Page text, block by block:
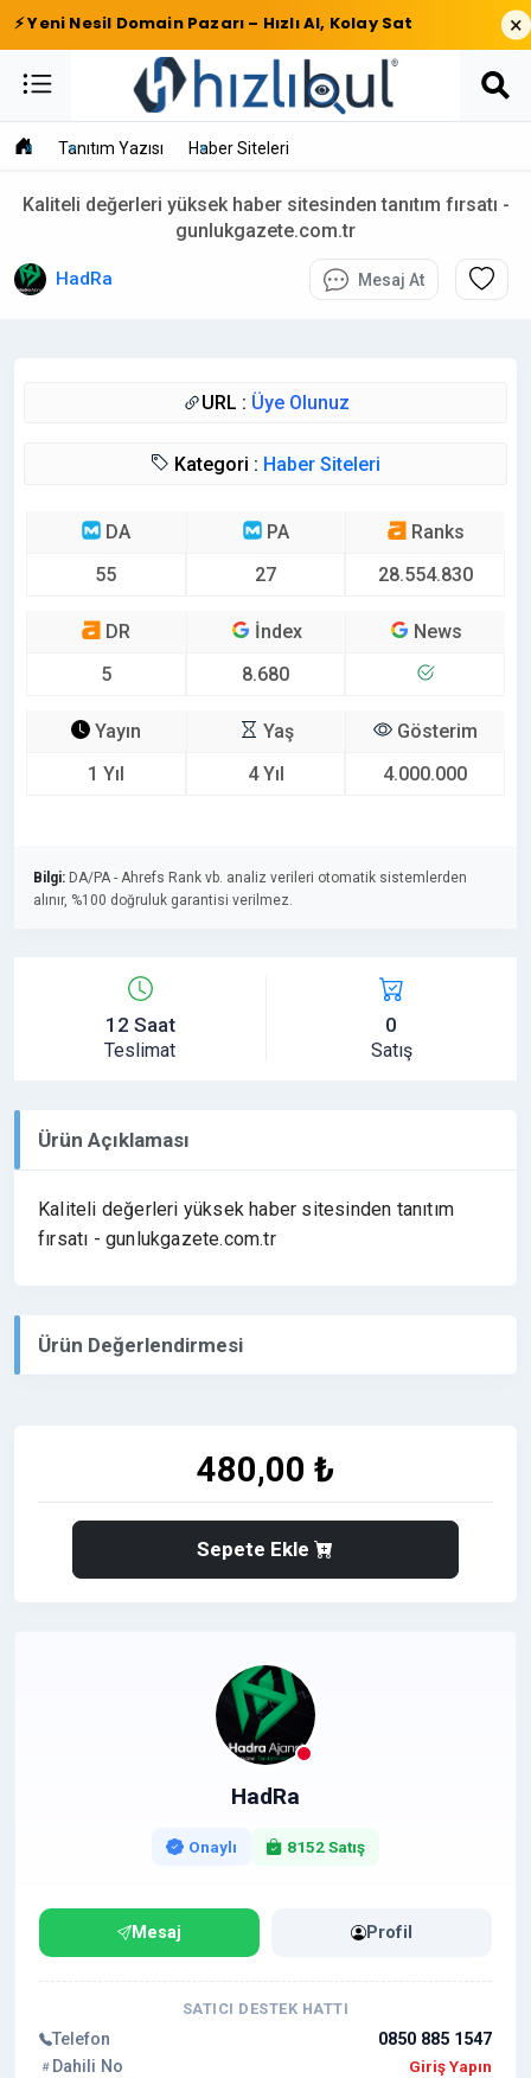
⚡ Yeni Nesil Domain Pazarı – Hızlı Al, Kolay Sat ×
Tanıtım Yazısı Haber Siteleri
Kaliteli değerleri yüksek haber sitesinden tanıtım fırsatı -
gunlukgazete.com.tr
HadRa Mesaj At
URL : Üye Olunuz
Kategori : Haber Siteleri
DA
55
PA
27
Ranks
28.554.830
DR
5
İndex
8.680
News
Yayın
1 Yıl
Yaş
4 Yıl
Gösterim
4.000.000
Bilgi: DA/PA - Ahrefs Rank vb. analiz verileri otomatik sistemlerden
alınır, %100 doğruluk garantisi verilmez.
12 Saat
Teslimat
0
Satış
Ürün Açıklaması
Kaliteli değerleri yüksek haber sitesinden tanıtım
fırsatı - gunlukgazete.com.tr
Ürün Değerlendirmesi
480,00 ₺
Sepete Ekle
HadRa
Onaylı 8152 Satış
Mesaj Profil
SATICI DESTEK HATTI
Telefon
0850 885 1547
Dahili No
Giriş Yapın